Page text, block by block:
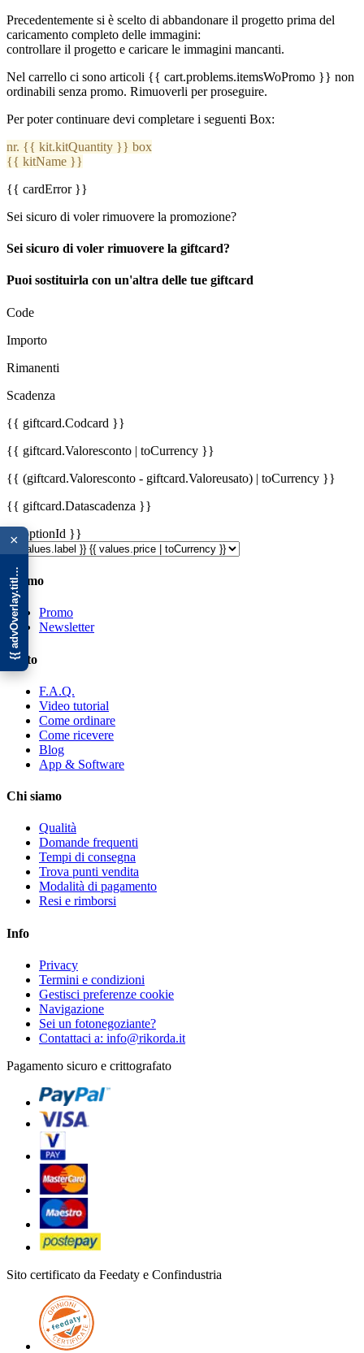
×
{{ advOverlay.title || 'Promo' }}
Precedentemente si è scelto di abbandonare il progetto prima del
caricamento completo delle immagini:
controllare il progetto e caricare le immagini mancanti.
Nel carrello ci sono articoli {{ cart.problems.itemsWoPromo }} non
ordinabili senza promo. Rimuoverli per proseguire.
Per poter continuare devi completare i seguenti Box:
nr. {{ kit.kitQuantity }} box
{{ kitName }}
{{ cardError }}
Sei sicuro di voler rimuovere la promozione?
Sei sicuro di voler rimuovere la giftcard?
Puoi sostituirla con un'altra delle tue giftcard
Code
Importo
Rimanenti
Scadenza
{{ giftcard.Codcard }}
{{ giftcard.Valoresconto | toCurrency }}
{{ (giftcard.Valoresconto - giftcard.Valoreusato) | toCurrency }}
{{ giftcard.Datascadenza }}
{{ optionId }}
Promo
Promo
Newsletter
Aiuto
F.A.Q.
Video tutorial
Come ordinare
Come ricevere
Blog
App & Software
Chi siamo
Qualità
Domande frequenti
Tempi di consegna
Trova punti vendita
Modalità di pagamento
Resi e rimborsi
Info
Privacy
Termini e condizioni
Gestisci preferenze cookie
Navigazione
Sei un fotonegoziante?
Contattaci a: info@rikorda.it
Pagamento sicuro e crittografato
Sito certificato da Feedaty e Confindustria